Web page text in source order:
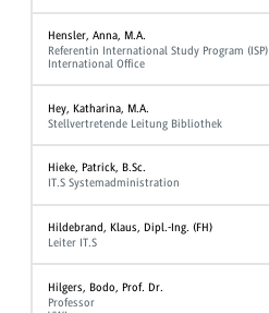
Hensler, Anna, M.A.
Referentin International Study Program (ISP)
International Office
Hey, Katharina, M.A.
Stellvertretende Leitung Bibliothek
Hieke, Patrick, B.Sc.
IT.S Systemadministration
Hildebrand, Klaus, Dipl.-Ing. (FH)
Leiter IT.S
Hilgers, Bodo, Prof. Dr.
Professor